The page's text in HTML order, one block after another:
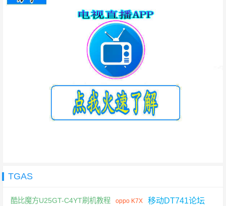
TGAS
酷比魔方U25GT-C4YT刷机教程 oppo K7X 移动DT741论坛